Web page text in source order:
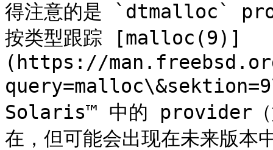
得注意的是 `dtmalloc`
按类型跟踪 [malloc(9)]
(https://
Solaris™ 中的 provider（
在，但可能会出现在未来版